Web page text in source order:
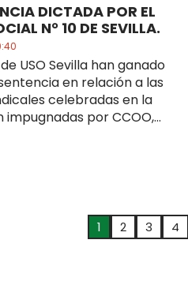
DICTADA POR EL
N° 10 DE SEVILLA.
USO Sevilla han ganado
en relación a las
celebradas en la
por CCOO,...
1 2 3 4